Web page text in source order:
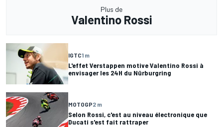
Plus de
Valentino Rossi
IGTC1 m
L'effet Verstappen motive Valentino Rossi à
envisager les 24H du Nürburgring
MOTOGP2 m
Selon Rossi, c'est au niveau électronique que
Ducati s'est fait rattraper